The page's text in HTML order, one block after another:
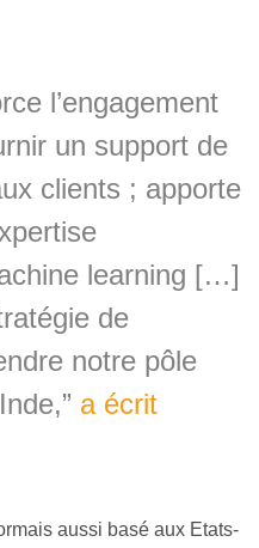
l’engagement
un support de
clients ; apporte
learning […]
de
notre pôle
a écrit
aussi basé aux Etats-